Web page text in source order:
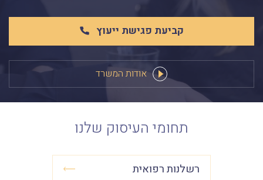
קביעת פגישת ייעוץ
אודות המשרד
תחומי העיסוק שלנו
רשלנות רפואית